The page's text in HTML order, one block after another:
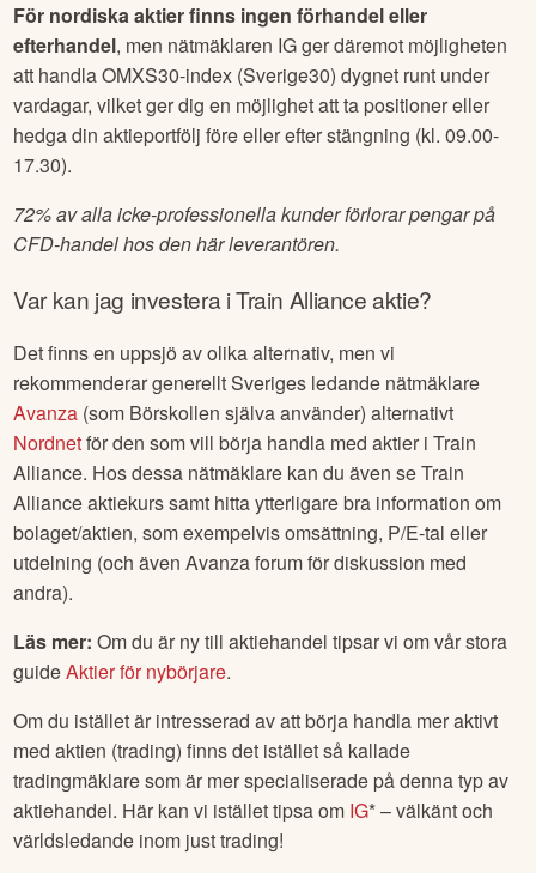
För nordiska aktier finns ingen förhandel eller
efterhandel, men nätmäklaren IG ger däremot möjligheten
att handla OMXS30-index (Sverige30) dygnet runt under
vardagar, vilket ger dig en möjlighet att ta positioner eller
hedga din aktieportfölj före eller efter stängning (kl. 09.00-
17.30).
72% av alla icke-professionella kunder förlorar pengar på
CFD-handel hos den här leverantören.
Var kan jag investera iTrain Allianceaktie?
Det finns en uppsjö av olika alternativ, men vi
rekommenderar generellt Sveriges ledande nätmäklare
Avanza (som Börskollen själva använder) alternativt
Nordnetför den som vill börja handla med aktier iTrain
Alliance. Hos dessa nätmäklare kan du även seTrain
Allianceaktiekurs samt hitta ytterligare bra information om
bolaget/aktien, som exempelvis omsättning, P/E-tal eller
utdelning (och även Avanza forum för diskussion med
andra).
Läs mer: Om du är ny till aktiehandel tipsar vi om vår stora
guideAktier för nybörjare.
Om du istället är intresserad av att börja handla mer aktivt
med aktien (trading) finns det istället så kallade
tradingmäklare som är mer specialiserade på denna typ av
aktiehandel. Här kan vi istället tipsa om IG* – välkänt och
världsledande inom just trading!